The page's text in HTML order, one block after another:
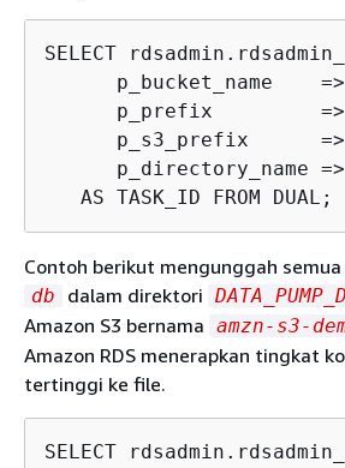
SELECT
p_bucket_name    =>
p_prefix
p_s3_prefix
p_directory_name =>
   AS TASK_ID FROM DUAL;
Contoh berikut mengunggah
db dalam direktori
Amazon S3 bernama amzn-s3-
Amazon RDS menerapkan tingkat
tertinggi ke file.
SELECT